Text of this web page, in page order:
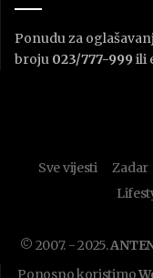
Ponudu za
broju 023/777-999 ili
Sve vijesti Zadar
© 2007. - 2025.
Ponosno koristimo